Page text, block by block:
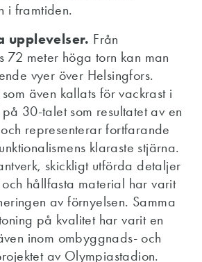
i framtiden.
upplevelser. Från
72 meter höga torn kan man
vyer över Helsingfors.
även kallats för vackrast i
30-talet som resultatet av en
representerar fortfarande
klaraste stjärna.
skickligt utförda detaljer
hållfasta material har varit
av förnyelsen. Samma
på kvalitet har varit en
inom ombyggnads- och
av Olympiastadion.